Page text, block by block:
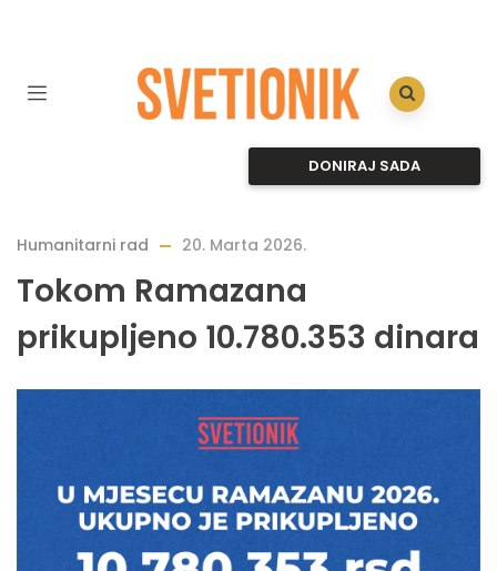
DONIRAJ SADA
Humanitarni rad 20. Marta 2026.
Tokom Ramazana
prikupljeno 10.780.353 dinara